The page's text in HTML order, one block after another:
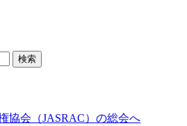
検索
協会（JASRAC）の総会へ